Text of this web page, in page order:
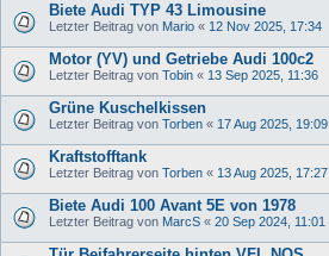
Biete Audi TYP 43 Limousine
Letzter Beitrag von Mario « 12 Nov 2025, 17:34
Motor (YV) und Getriebe Audi 100c2
Letzter Beitrag von Tobin « 13 Sep 2025, 11:36
Grüne Kuschelkissen
Letzter Beitrag von Torben « 17 Aug 2025, 19:09
Kraftstofftank
Letzter Beitrag von Torben « 13 Aug 2025, 17:27
Biete Audi 100 Avant 5E von 1978
Letzter Beitrag von MarcS « 20 Sep 2024, 11:01